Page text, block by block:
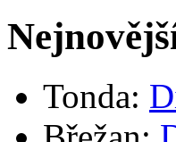
Tonda: